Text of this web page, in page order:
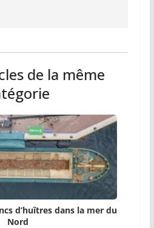
de la même
d’huîtres dans la mer du
Nord